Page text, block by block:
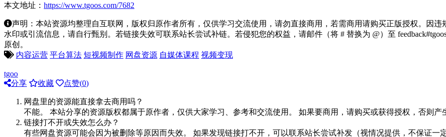
本文地址： https://www.tgoos.com/7682
声明：本站资源均整理自互联网，版权归原作者所有，仅供学习交流使用，请勿直接商用，若需商用请购买正版授权。因
水印或引流信息，请自行甄别。若链接失效可联系站长尝试补链。若侵犯您的权益，请邮件（将 # 替换为 @）至
原创。
内容运营 平台算法 短视频制作 网盘资源 自媒体课程 视频变现
tgoo
分享
收藏 点赞(0)
网盘里的资源能直接拿去商用吗？
不能。 本站分享的资源版权都属于原作者，仅供大家学习、参考和交流使用。 如果要商用，请购买或获得授权，否则产
链接打不开或失效怎么办？
有些网盘资源可能会因为被删除等原因而失效。 如果发现链接打不开，可以联系站长尝试补发（视情况提供，不保证